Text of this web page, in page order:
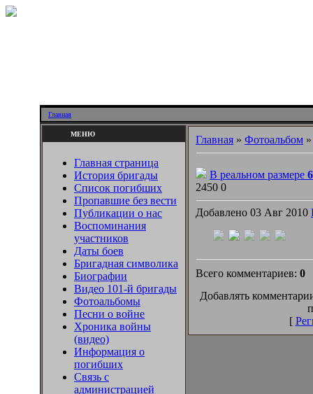
Главная
МЕНЮ
Главная страница
История бригады
Список погибших
Пропавшие без вести
Публикации о нас
Воспоминания
участников
Даты боев
Бригадная символика
Биографии
Видео 101-й бригады
Фотоальбомы
Песни о войне
Хроника войны
(видео)
Информация о
погибших
Связь с
администрацией
Главная » Фотоальбом
В реальном размере
2450 0
Добавлено 03 Авг 2010
Всего комментариев: 0
Добавлять
[